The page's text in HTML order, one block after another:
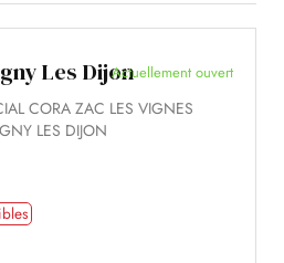
Les Dijon
CORA ZAC LES VIGNES
LES DIJON
Actuellement ouvert